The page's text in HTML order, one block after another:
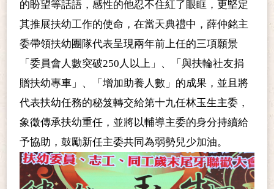
的盼望等話語，感性的他忍不住紅了眼眶，更堅定
其推展扶幼工作的使命，在當天典禮中，薛仲銘主
委帶領扶幼團隊代表呈現兩年前上任的三項願景
「委員會人數突破250人以上」、「與扶輪社友捐
贈扶幼專車」、「增加助養人數」的成果，並且將
代表扶幼任務的秘笈轉交給第十九任林玉生主委，
象徵傳承扶幼重任，並將以輔導主委的身分持續給
予協助，鼓勵新任主委共同為弱勢兒少加油。